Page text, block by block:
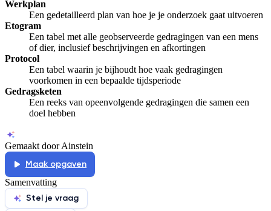
Werkplan
Een gedetailleerd plan van hoe je je onderzoek gaat uitvoeren
Etogram
Een tabel met alle geobserveerde gedragingen van een mens
of dier, inclusief beschrijvingen en afkortingen
Protocol
Een tabel waarin je bijhoudt hoe vaak gedragingen
voorkomen in een bepaalde tijdsperiode
Gedragsketen
Een reeks van opeenvolgende gedragingen die samen een
doel hebben
Gemaakt door Ainstein
Maak opgaven
Samenvatting
Stel je vraag